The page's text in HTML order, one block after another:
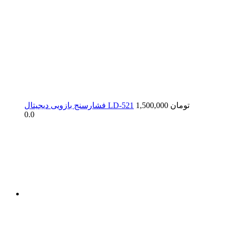
فشارسنج بازویی دیجیتال LD-521
1,500,000 تومان
0.0